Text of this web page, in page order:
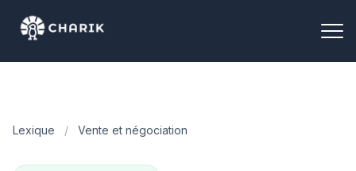
Lexique / Vente et négociation